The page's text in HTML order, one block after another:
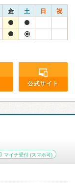
金 土 日 祝
公式サイト
マイナ受付 (スマホ可)